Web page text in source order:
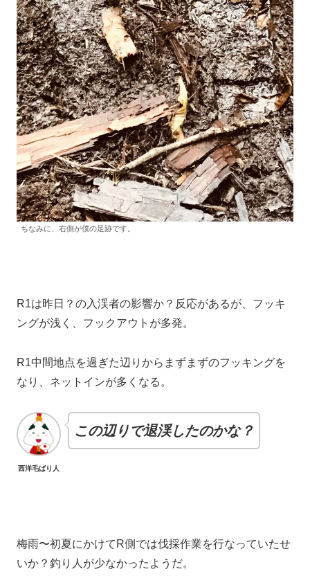
ちなみに、右側が僕の足跡です。
R1は昨日？の入渓者の影響か？反応があるが、フッキ
ングが浅く、フックアウトが多発。
R1中間地点を過ぎた辺りからまずまずのフッキングを
なり、ネットインが多くなる。
西洋毛ばり人
この辺りで退渓したのかな？
梅雨〜初夏にかけてR側では伐採作業を行なっていたせ
いか？釣り人が少なかったようだ。